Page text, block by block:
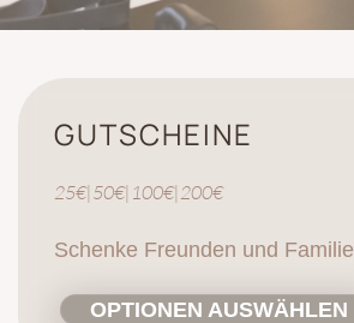
GUTSCHEINE
25€|50€|100€|200€
Schenke Freunden und Familie
OPTIONEN AUSWÄHLEN